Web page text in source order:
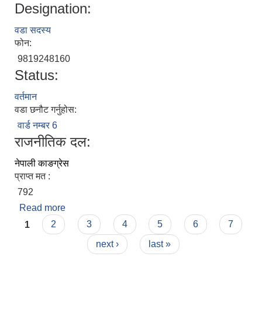
Designation:
वडा सदस्य
फोन:
9819248160
Status:
वर्तमान
वडा छनौट गर्नुहोस:
वार्ड नम्बर 6
राजनीतिक दल:
नेपाली काङग्रेस
प्राप्त मत :
792
Read more
Pages
1 2 3 4 5 6
7
next ›
last »